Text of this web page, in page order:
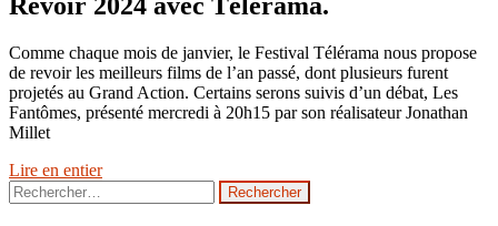
Comme chaque mois de janvier, le Festival Télérama nous propose
de revoir les meilleurs films de l’an passé, dont plusieurs furent
projetés au Grand Action. Certains serons suivis d’un débat, Les
Fantômes, présenté mercredi à 20h15 par son réalisateur Jonathan
Millet
Lire en entier
Rechercher :